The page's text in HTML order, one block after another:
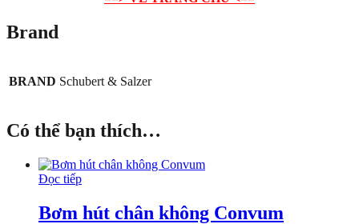
Brand
BRAND Schubert & Salzer
Có thể bạn thích…
Đọc tiếp
Bơm hút chân không Convum